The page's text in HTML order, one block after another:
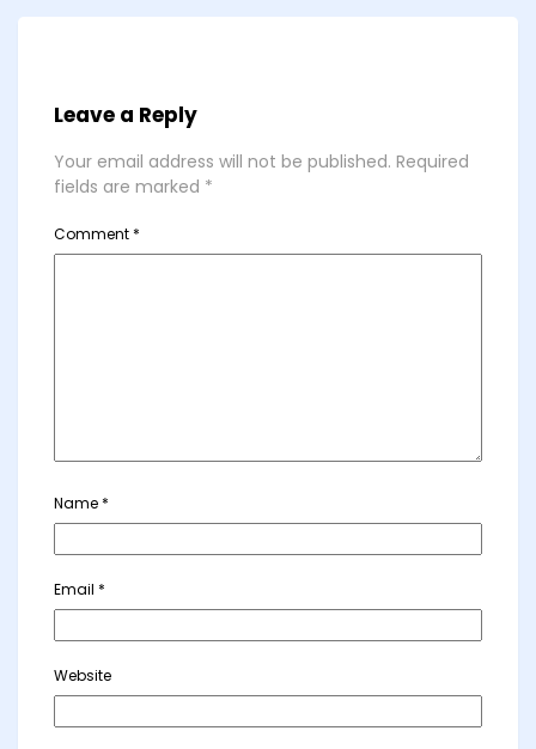
Leave a Reply
Your email address will not be published. Required
fields are marked *
Comment *
Name *
Email *
Website